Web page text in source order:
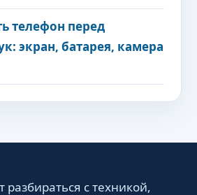
телефон перед
экран, батарея, камера
разбираться с техникой,